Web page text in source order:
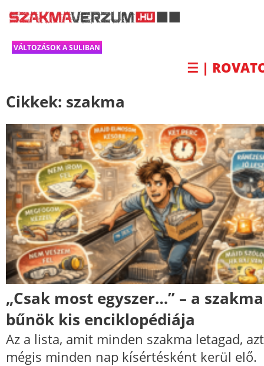
VÁLTOZÁSOK A SULIBAN
☰ |
Cikkek: szakma
„Csak most egyszer…” – a
bűnök kis enciklopédiája
Az a lista, amit minden szakma letagad,
mégis minden nap kísértésként kerül elő.